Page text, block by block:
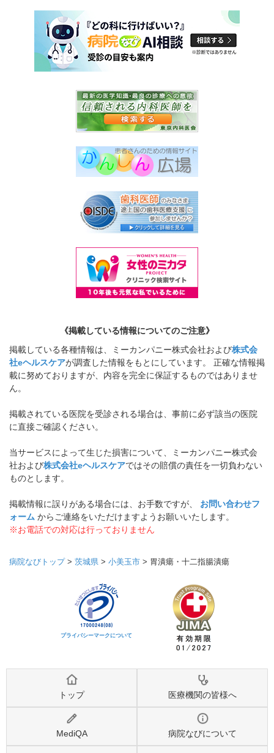
《掲載している情報についてのご注意》
掲載している各種情報は、ミーカンパニー株式会社および株式会
社eヘルスケアが調査した情報をもとにしています。 正確な情報掲
載に努めておりますが、内容を完全に保証するものではありませ
ん。
掲載されている医院を受診される場合は、事前に必ず該当の医院
に直接ご確認ください。
当サービスによって生じた損害について、ミーカンパニー株式会
社および株式会社eヘルスケアではその賠償の責任を一切負わない
ものとします。
掲載情報に誤りがある場合には、お手数ですが、 お問い合わせフ
ォーム からご連絡をいただけますようお願いいたします。
※お電話での対応は行っておりません
病院なびトップ> 茨城県 > 小美玉市 > 胃潰瘍・十二指腸潰瘍
プライバシーマークについて
トップ 医療機関の皆様へ
MediQA 病院なびについて